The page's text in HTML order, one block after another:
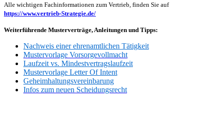
Alle wichtigen Fachinformationen zum Vertrieb, finden Sie auf
https://www.vertrieb-Strategie.de/
Weiterführende Musterverträge, Anleitungen und Tipps:
Nachweis einer ehrenamtlichen Tätigkeit
Mustervorlage Vorsorgevollmacht
Laufzeit vs. Mindestvertragslaufzeit
Mustervorlage Letter Of Intent
Geheimhaltungsvereinbarung
Infos zum neuen Scheidungsrecht